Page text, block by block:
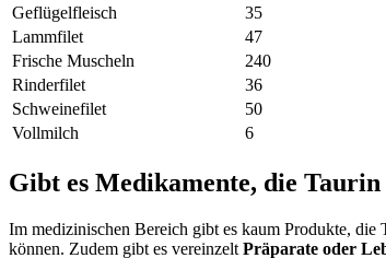
Geflügelfleisch
35
Lammfilet
47
Frische Muscheln
240
Rinderfilet
36
Schweinefilet
50
Vollmilch
6
Gibt es Medikamente, die Taurin
Im medizinischen Bereich gibt es kaum Produkte,
können. Zudem gibt es vereinzelt Präparate oder